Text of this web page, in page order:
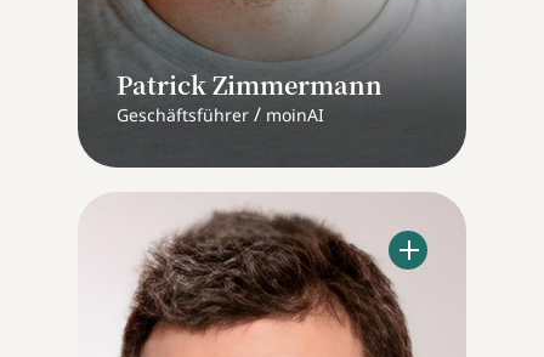
Patrick Zimmermann
Geschäftsführer / moinAI